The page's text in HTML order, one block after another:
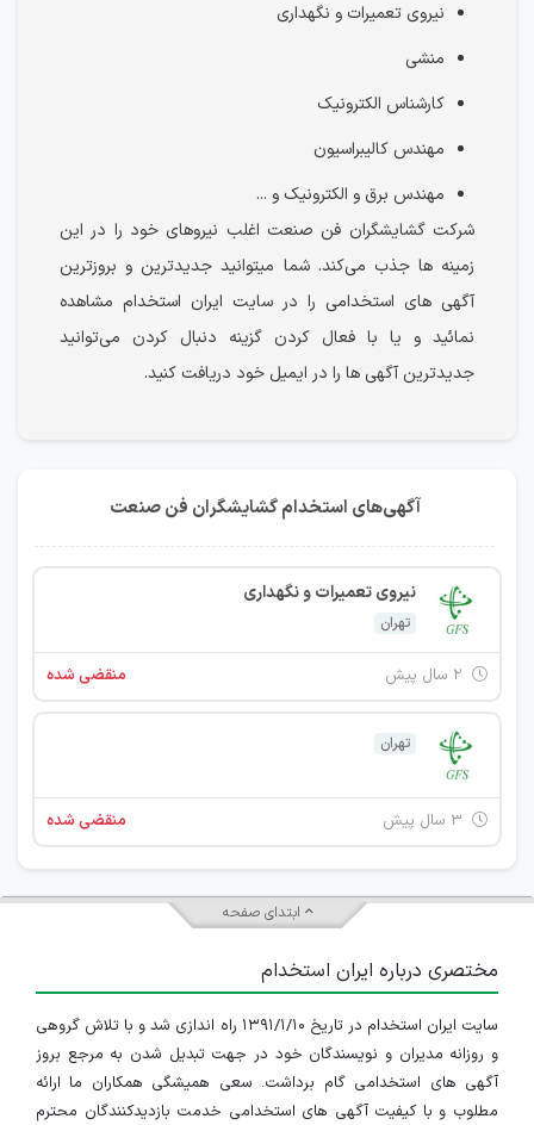
نیروی تعمیرات و نگهداری
منشی
کارشناس الکترونیک
مهندس کالیبراسیون
مهندس برق و الکترونیک و ...
شرکت گشایشگران فن صنعت اغلب نیروهای خود را در این
زمینه ها جذب می‌کند. شما می‎توانید جدیدترین و بروزترین
آگهی های استخدامی را در سایت ایران استخدام مشاهده
نمائید و یا با فعال کردن گزینه دنبال کردن می‌توانید
جدیدترین آگهی ها را در ایمیل خود دریافت کنید.
آگهی‌های استخدام گشایشگران فن صنعت
نیروی تعمیرات و نگهداری
تهران
منقضی شده
تهران
منقضی شده
ابتدای صفحه
مختصری درباره ایران استخدام
سایت ایران استخدام در تاریخ ۱۳۹۱/۱/۱۰ راه اندازی شد و با تلاش گروهی
و روزانه مدیران و نویسندگان خود در جهت تبدیل شدن به مرجع بروز
آگهی های استخدامی گام برداشت. سعی همیشگی همکاران ما ارائه
مطلوب و با کیفیت آگهی های استخدامی خدمت بازدیدکنندگان محترم